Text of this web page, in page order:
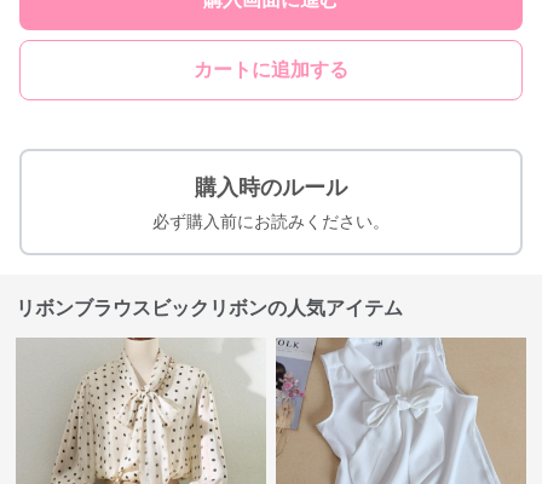
カートに追加する
購入時のルール
必ず購入前にお読みください。
リボンブラウスビックリボンの人気アイテム